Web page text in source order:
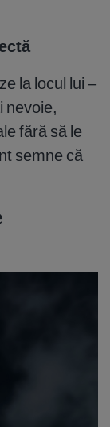
la locul lui –
nevoie,
fără să le
semne că